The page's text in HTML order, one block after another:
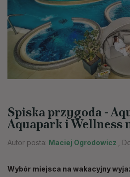
Spiska przygoda -
Aquapark i Wellness
Autor posta: Maciej Ogrodowicz ,
Wybór miejsca na wakacyjny